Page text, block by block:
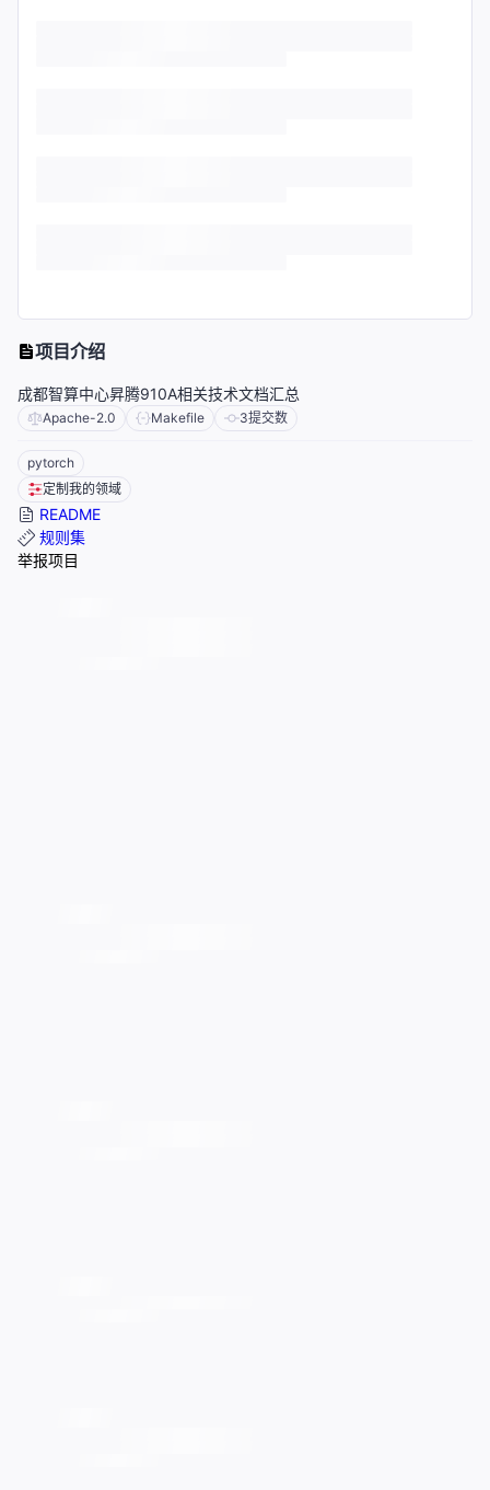
项目介绍
成都智算中心昇腾910A相关技术文档汇总
Apache-2.0 Makefile 3提交数
pytorch
定制我的领域
README
规则集
举报项目